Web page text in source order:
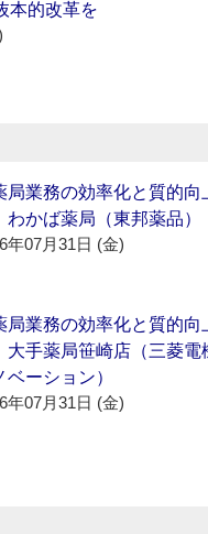
本的改革を
局業務の効率化と質的向
わかば薬局（東邦薬品）
年07月31日 (金)
局業務の効率化と質的向
大手薬局笹崎店（三菱電
ベーション）
年07月31日 (金)